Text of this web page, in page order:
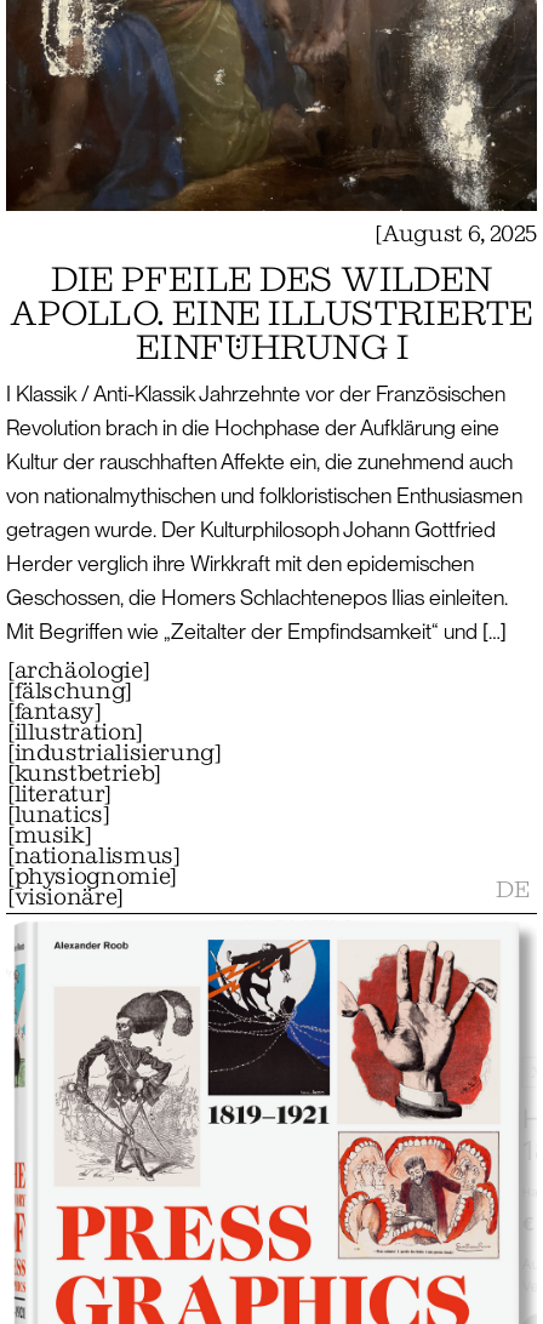
[August 6, 2025
DIE PFEILE DES WILDEN
APOLLO. EINE ILLUSTRIERTE
EINFÜHRUNG I
I Klassik / Anti-Klassik Jahrzehnte vor der Französischen
Revolution brach in die Hochphase der Aufklärung eine
Kultur der rauschhaften Affekte ein, die zunehmend auch
von nationalmythischen und folkloristischen Enthusiasmen
getragen wurde. Der Kulturphilosoph Johann Gottfried
Herder verglich ihre Wirkkraft mit den epidemischen
Geschossen, die Homers Schlachtenepos Ilias einleiten.
Mit Begriffen wie „Zeitalter der Empfindsamkeit“ und […]
[archäologie]
[fälschung]
[fantasy]
[illustration]
[industrialisierung]
[kunstbetrieb]
[literatur]
[lunatics]
[musik]
[nationalismus]
[physiognomie]
[visionäre] DE